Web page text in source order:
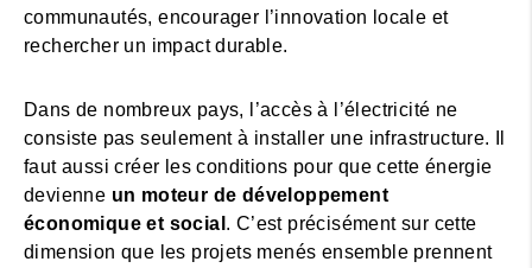
communautés, encourager l’innovation locale et
rechercher un impact durable.
Dans de nombreux pays, l’accès à l’électricité ne
consiste pas seulement à installer une infrastructure. Il
faut aussi créer les conditions pour que cette énergie
devienne un moteur de développement
économique et social . C’est précisément sur cette
dimension que les projets menés ensemble prennent